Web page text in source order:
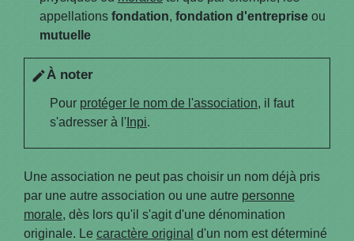
appellations fondation, fondation d'entreprise ou
mutuelle
editÀ noter
Pour protéger le nom de l'association, il faut
s'adresser à l' Inpi.
Une association ne peut pas choisir un nom déjà pris
par une autre association ou une autre personne
morale, dès lors qu'il s'agit d'une dénomination
originale. Le caractère original d'un nom est déterminé